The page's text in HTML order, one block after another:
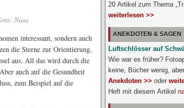
Nasa
interessant, sondern auch
die Sterne zur Orientierung,
aus. All das wird durch die
auch auf die Gesundheit
zum Beispiel auf die
20 Artikel zum Thema
weiterlesen >>
ANEKDOTEN & SAGEN
Luftschlösser auf
Wie war es früher?
keine, Bücher wenig,
Anekdoten >> oder
Heft mit diesem Artikel